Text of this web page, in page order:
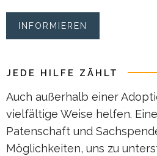
INFORMIEREN
JEDE HILFE ZÄHLT
Auch außerhalb einer
vielfältige Weise helfen.
Patenschaft und
Möglichkeiten, uns zu